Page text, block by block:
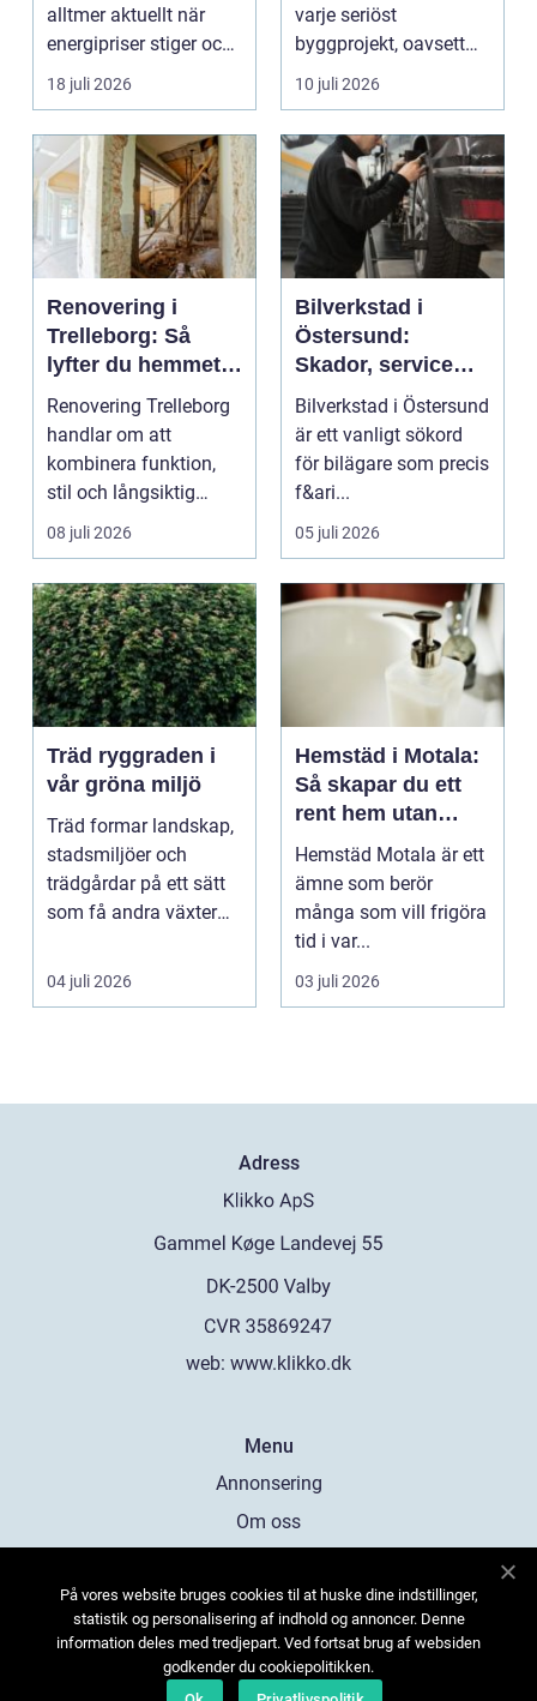
alltmer aktuellt när
energipriser stiger och
fler vill sän...
18 juli 2026
varje seriöst
byggprojekt, oavsett
om det handlar om en
10 juli 2026
Renovering i
Trelleborg: Så
lyfter du hemmet
på ett smart sätt
Renovering Trelleborg
handlar om att
kombinera funktion,
stil och långsiktig
ekonomi i samma p...
08 juli 2026
Bilverkstad i
Östersund:
Skador, service
och smarta val för
din bil
Bilverkstad i Östersund
är ett vanligt sökord
för bilägare som precis
f&ari...
05 juli 2026
Träd ryggraden i
vår gröna miljö
Träd formar landskap,
stadsmiljöer och
trädgårdar på ett sätt
som få andra växter
04 juli 2026
Hemstäd i Motala:
Så skapar du ett
rent hem utan
stress
Hemstäd Motala är ett
ämne som berör
många som vill frigöra
tid i var...
03 juli 2026
Adress
web: www.klikko.dk
Menu
Annonsering
Om oss
Kontakta oss
Sitemap
På vores website bruges cookies til at huske dine indstillinger,
statistik og personalisering af indhold og annoncer. Denne
information deles med tredjepart. Ved fortsat brug af websiden
godkender du cookiepolitikken.